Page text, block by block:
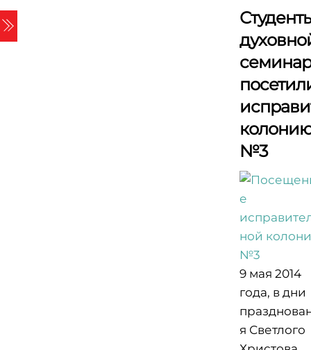
Skip
to
content
№3
9 мая 2014
года, в дни
я Светлого